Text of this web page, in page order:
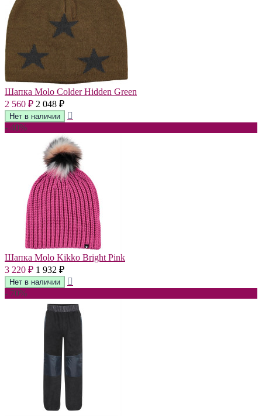
Шапка Molo Colder Hidden Green
2 560 ₽ 2 048 ₽
- 40%
Шапка Molo Kikko Bright Pink
3 220 ₽ 1 932 ₽
- 70%